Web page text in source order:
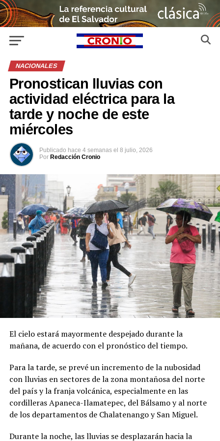
NACIONALES
Pronostican lluvias con
actividad eléctrica para la
tarde y noche de este
miércoles
Publicado hace 4 semanas el 8 julio, 2026
Por Redacción Cronio
El cielo estará mayormente despejado durante la
mañana, de acuerdo con el pronóstico del tiempo.
Para la tarde, se prevé un incremento de la nubosidad
con lluvias en sectores de la zona montañosa del norte
del país y la franja volcánica, especialmente en las
cordilleras Apaneca-Ilamatepec, del Bálsamo y al norte
de los departamentos de Chalatenango y San Miguel.
Durante la noche, las lluvias se desplazarán hacia la